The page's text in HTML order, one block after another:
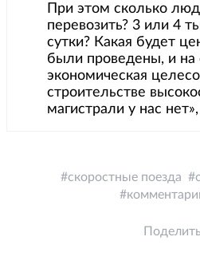
При этом сколько
перевозить? 3 или 4
сутки? Какая будет
были проведены, и на
экономическая
строительстве
магистрали у нас
скоростные поезда